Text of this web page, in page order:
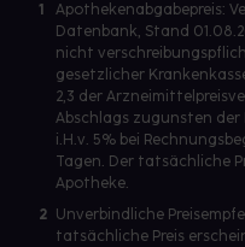
1
Apothekenabgabepreis:
Datenbank, Stand
nicht
gesetzlicher
2,3 der
Abschlags zugunsten der
i.H.v. 5% bei
Tagen. Der tatsächliche
Apotheke.
2 Unverbindliche
tatsächliche Preis